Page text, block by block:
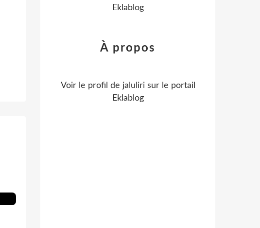
Eklablog
À propos
Voir le profil de jalulirisur le portail
Eklablog